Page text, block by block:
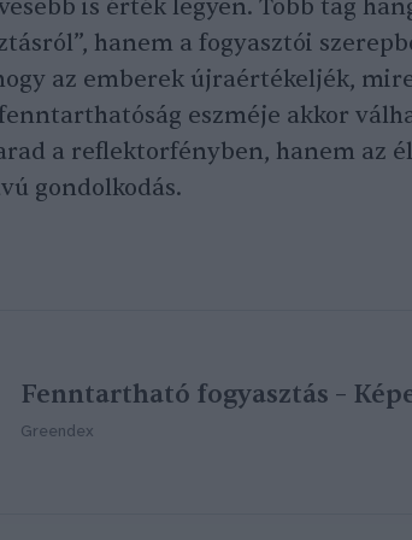
is érték legyen. Több tag
hanem a fogyasztói
az emberek újraértékeljék,
eszméje akkor
a reflektorfényben, hanem az
gondolkodás.
Fenntartható fogyasztás –
Greendex